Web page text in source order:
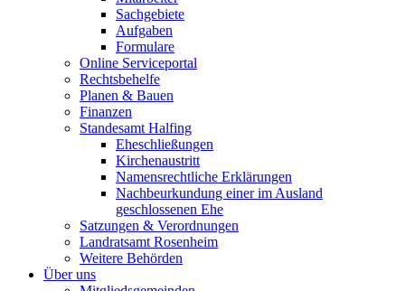
Sachgebiete
Aufgaben
Formulare
Online Serviceportal
Rechtsbehelfe
Planen & Bauen
Finanzen
Standesamt Halfing
Eheschließungen
Kirchenaustritt
Namensrechtliche Erklärungen
Nachbeurkundung einer im Ausland
geschlossenen Ehe
Satzungen & Verordnungen
Landratsamt Rosenheim
Weitere Behörden
Über uns